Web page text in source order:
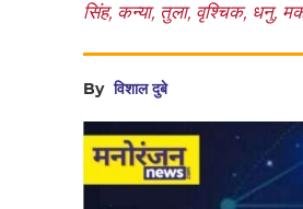
सिंह, कन्या, तुला, वृश्चिक, धनु,
By विशाल दुबे